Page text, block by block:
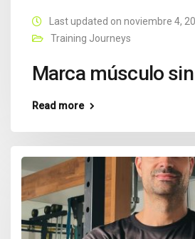
Last updated on noviembre 4,
Training Journeys
Marca músculo
Read more